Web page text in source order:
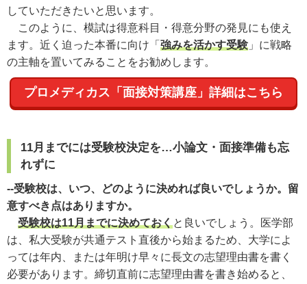
していただきたいと思います。
このように、模試は得意科目・得意分野の発見にも使え
ます。近く迫った本番に向け「 強みを活かす受験 」に戦略
の主軸を置いてみることをお勧めします。
プロメディカス「面接対策講座」詳細はこちら
11月までには受験校決定を…小論文・面接準備も忘
れずに
--受験校は、いつ、どのように決めれば良いでしょうか。留
意すべき点はありますか。
受験校は11月までに決めておくと良いでしょう。医学部
は、私大受験が共通テスト直後から始まるため、大学によ
っては年内、または年明け早々に長文の志望理由書を書く
必要があります。締切直前に志望理由書を書き始めると、